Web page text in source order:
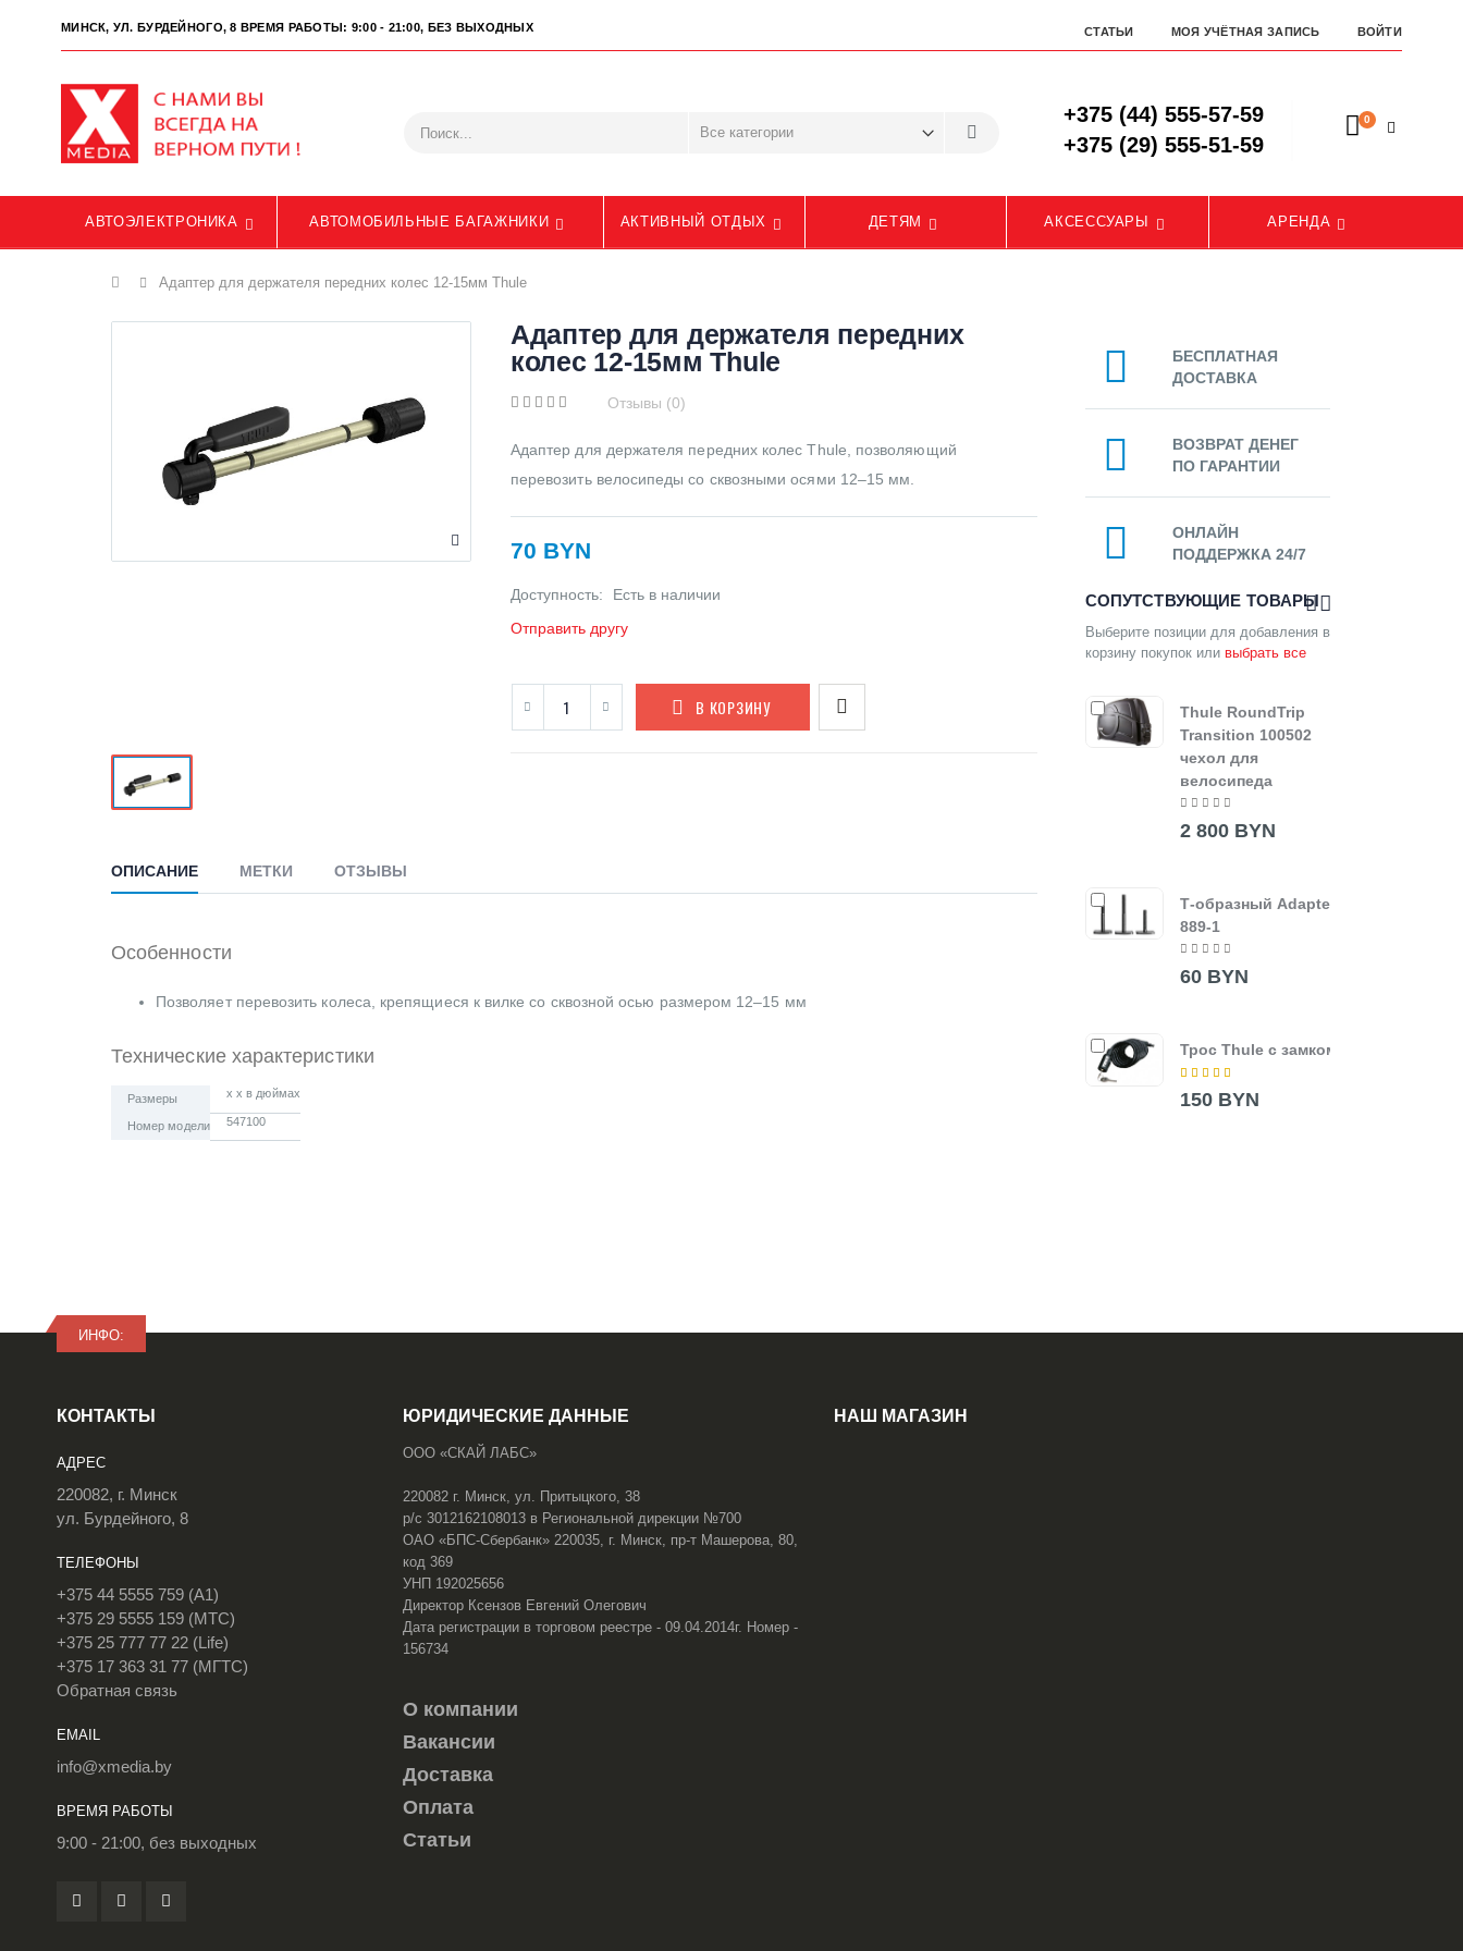
МИНСК, УЛ. БУРДЕЙНОГО, 8 ВРЕМЯ РАБОТЫ: 9:00 - 21:00, БЕЗ ВЫХОДНЫХ СТАТЬИ МОЯ УЧЁТНАЯ ЗАПИСЬ ВОЙТИ
+375 (44) 555-57-59
+375 (29) 555-51-59
0
АВТОЭЛЕКТРОНИКА АВТОМОБИЛЬНЫЕ БАГАЖНИКИ АКТИВНЫЙ ОТДЫХ ДЕТЯМ АКСЕССУАРЫ АРЕНДА
Главная
Адаптер для держателя передних колес 12-15мм Thule
Адаптер для держателя передних
колес 12-15мм Thule
Отзывы (0)
Адаптер для держателя передних колес Thule, позволяющий
перевозить велосипеды со сквозными осями 12–15 мм.
70 BYN
Доступность:
Есть в наличии
Отправить другу
В КОРЗИНУ
ОПИСАНИЕ МЕТКИ ОТЗЫВЫ
Особенности
Позволяет перевозить колеса, крепящиеся к вилке со сквозной осью размером 12–15 мм
Технические характеристики
Размеры x x в дюймах
Номер модели 547100
БЕСПЛАТНАЯ
ДОСТАВКА
ВОЗВРАТ ДЕНЕГ
ПО ГАРАНТИИ
ОНЛАЙН
ПОДДЕРЖКА 24/7
СОПУТСТВУЮЩИЕ ТОВАРЫ
Выберите позиции для добавления в
корзину покупок или выбрать все
Thule RoundTrip
Transition 100502
чехол для
велосипеда
2 800 BYN
Т-образный Adapter
889-1
60 BYN
Трос Thule с замком
150 BYN
ИНФО:
КОНТАКТЫ
АДРЕС
220082, г. Минск
ул. Бурдейного, 8
ТЕЛЕФОНЫ
+375 44 5555 759 (A1)
+375 29 5555 159 (МТС)
+375 25 777 77 22 (Life)
+375 17 363 31 77 (МГТС)
Обратная связь
EMAIL
info@xmedia.by
ВРЕМЯ РАБОТЫ
9:00 - 21:00, без выходных
ЮРИДИЧЕСКИЕ ДАННЫЕ
ООО «СКАЙ ЛАБС»
220082 г. Минск, ул. Притыцкого, 38
р/с 3012162108013 в Региональной дирекции №700
ОАО «БПС-Сбербанк» 220035, г. Минск, пр-т Машерова, 80,
код 369
УНП 192025656
Директор Ксензов Евгений Олегович
Дата регистрации в торговом реестре - 09.04.2014г. Номер -
156734
О компании
Вакансии
Доставка
Оплата
Статьи
НАШ МАГАЗИН